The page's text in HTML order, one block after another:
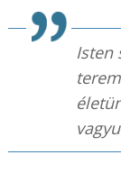
Isten